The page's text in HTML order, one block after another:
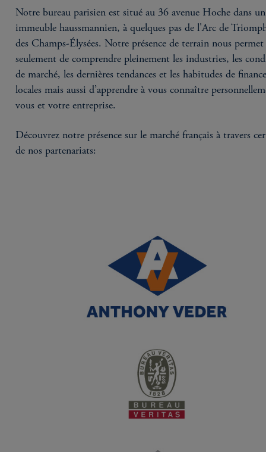
Notre bureau parisien est situé au 36 avenue Hoche dans un
immeuble haussmannien, à quelques pas de l'Arc de
des Champs-Élysées. Notre présence de terrain nous
seulement de comprendre pleinement les industries, les
de marché, les dernières tendances et les habitudes de
locales mais aussi d’apprendre à vous connaître
vous et votre entreprise.
Découvrez notre présence sur le marché français à travers
de nos partenariats: